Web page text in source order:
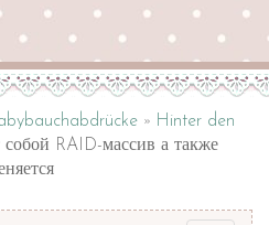
Hinter den
собой RAID-массив а также